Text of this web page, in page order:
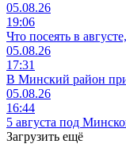
05.08.26
19:06
Что посеять в
05.08.26
17:31
В Минский район
05.08.26
16:44
5 августа под
Загрузить ещё